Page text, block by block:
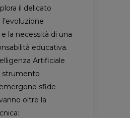
il delicato
la necessità di una
educativa.
Artificiale
strumento
sfide
oltre la